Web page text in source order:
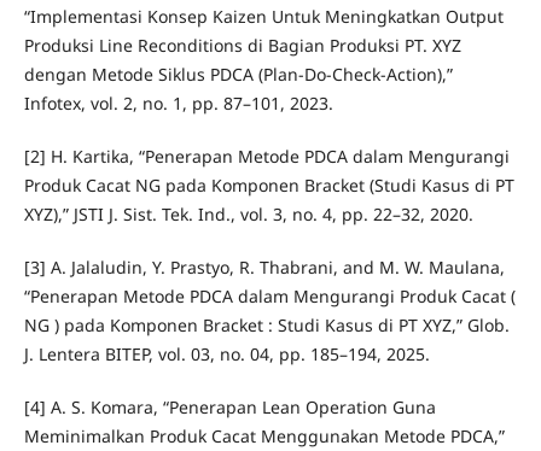
“Implementasi Konsep Kaizen Untuk Meningkatkan Output
Produksi Line Reconditions di Bagian Produksi PT. XYZ
dengan Metode Siklus PDCA (Plan-Do-Check-Action),”
Infotex, vol. 2, no. 1, pp. 87–101, 2023.
[2] H. Kartika, “Penerapan Metode PDCA dalam Mengurangi
Produk Cacat NG pada Komponen Bracket (Studi Kasus di PT
XYZ),” JSTI J. Sist. Tek. Ind., vol. 3, no. 4, pp. 22–32, 2020.
[3] A. Jalaludin, Y. Prastyo, R. Thabrani, and M. W. Maulana,
“Penerapan Metode PDCA dalam Mengurangi Produk Cacat (
NG ) pada Komponen Bracket : Studi Kasus di PT XYZ,” Glob.
J. Lentera BITEP, vol. 03, no. 04, pp. 185–194, 2025.
[4] A. S. Komara, “Penerapan Lean Operation Guna
Meminimalkan Produk Cacat Menggunakan Metode PDCA,”